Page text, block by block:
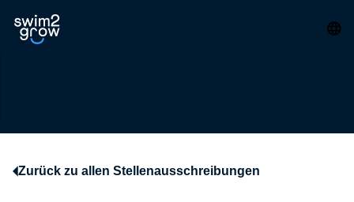
Zurück zu allen Stellenausschreibungen